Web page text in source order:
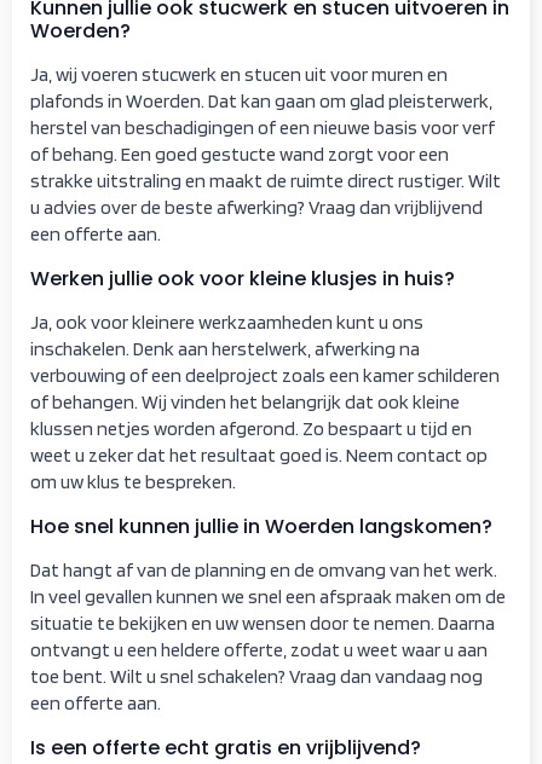
Kunnen jullie ook stucwerk en stucen uitvoeren in
Woerden?
Ja, wij voeren stucwerk en stucen uit voor muren en
plafonds in Woerden. Dat kan gaan om glad pleisterwerk,
herstel van beschadigingen of een nieuwe basis voor verf
of behang. Een goed gestucte wand zorgt voor een
strakke uitstraling en maakt de ruimte direct rustiger. Wilt
u advies over de beste afwerking? Vraag dan vrijblijvend
een offerte aan.
Werken jullie ook voor kleine klusjes in huis?
Ja, ook voor kleinere werkzaamheden kunt u ons
inschakelen. Denk aan herstelwerk, afwerking na
verbouwing of een deelproject zoals een kamer schilderen
of behangen. Wij vinden het belangrijk dat ook kleine
klussen netjes worden afgerond. Zo bespaart u tijd en
weet u zeker dat het resultaat goed is. Neem contact op
om uw klus te bespreken.
Hoe snel kunnen jullie in Woerden langskomen?
Dat hangt af van de planning en de omvang van het werk.
In veel gevallen kunnen we snel een afspraak maken om de
situatie te bekijken en uw wensen door te nemen. Daarna
ontvangt u een heldere offerte, zodat u weet waar u aan
toe bent. Wilt u snel schakelen? Vraag dan vandaag nog
een offerte aan.
Is een offerte echt gratis en vrijblijvend?